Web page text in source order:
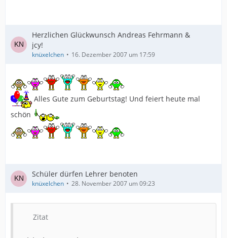
Herzlichen Glückwunsch Andreas Fehrmann &
jcy!
knüxelchen 16. Dezember 2007 um 17:59
Alles Gute zum Geburtstag! Und feiert heute mal
schön
Schüler dürfen Lehrer benoten
knüxelchen 28. November 2007 um 09:23
Zitat